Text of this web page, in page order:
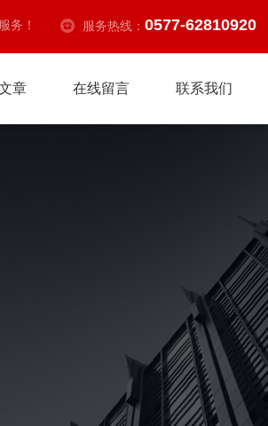
务！ 服务热线： 0577-62810920
章 在线留言 联系我们